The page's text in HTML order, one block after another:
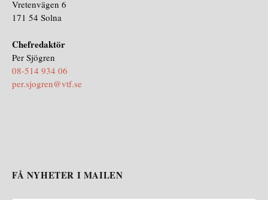
Vretenvägen 6
171 54 Solna
Chefredaktör
Per Sjögren
08-514 934 06
per.sjogren@vtf.se
FÅ NYHETER I MAILEN